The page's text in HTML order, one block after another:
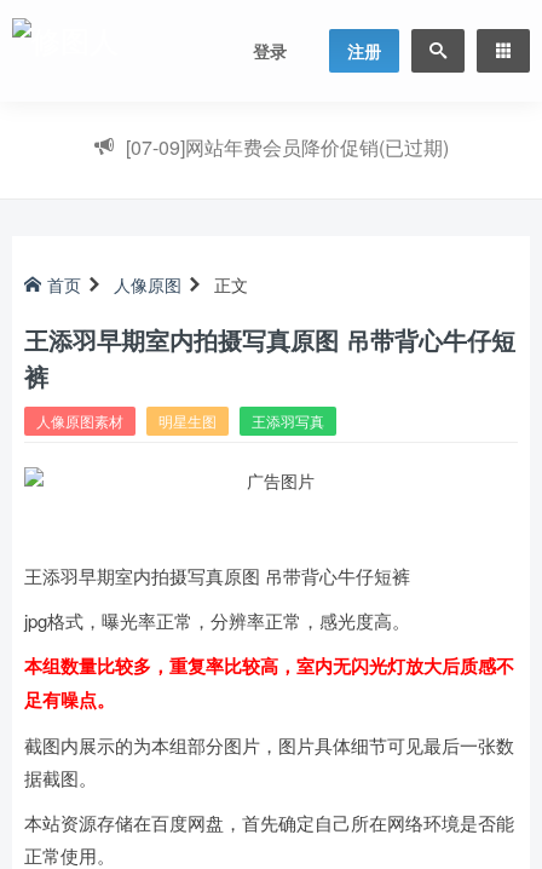
登录 注册
[07-09]网站年费会员降价促销(已过期)
首页 人像原图 正文
王添羽早期室内拍摄写真原图 吊带背心牛仔短
裤
人像原图素材 明星生图 王添羽写真
王添羽早期室内拍摄写真原图 吊带背心牛仔短裤
jpg格式，曝光率正常，分辨率正常，感光度高。
本组数量比较多，重复率比较高，室内无闪光灯放大后质感不
足有噪点。
截图内展示的为本组部分图片，图片具体细节可见最后一张数
据截图。
本站资源存储在百度网盘，首先确定自己所在网络环境是否能
正常使用。